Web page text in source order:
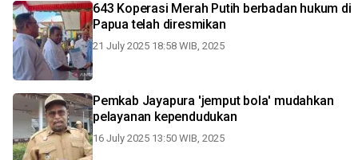
643 Koperasi Merah Putih berbadan hukum di
Papua telah diresmikan
21 July 2025 18:58 WIB, 2025
Pemkab Jayapura 'jemput bola' mudahkan
pelayanan kependudukan
16 July 2025 13:50 WIB, 2025